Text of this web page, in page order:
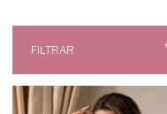
FILTRAR